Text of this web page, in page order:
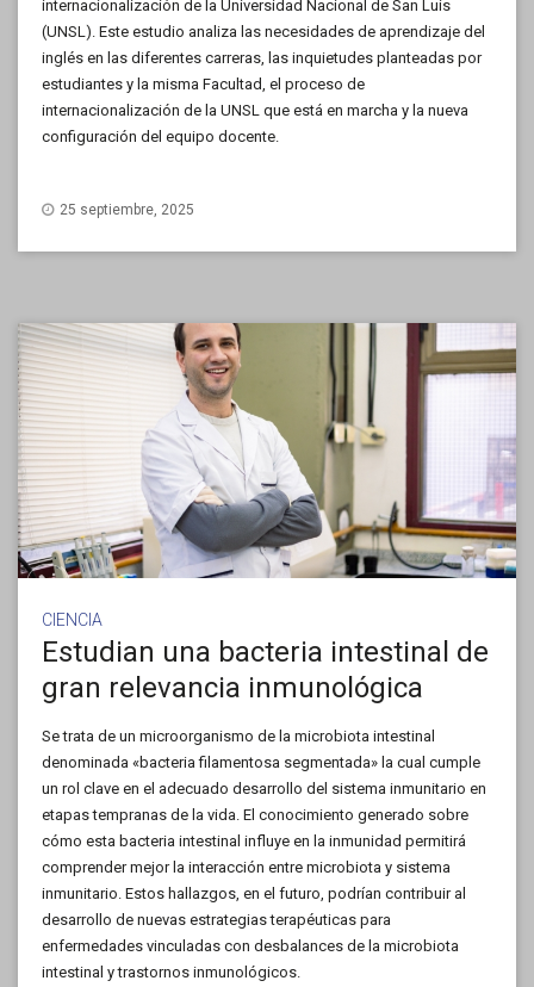
internacionalización de la Universidad Nacional de San Luis
(UNSL). Este estudio analiza las necesidades de aprendizaje del
inglés en las diferentes carreras, las inquietudes planteadas por
estudiantes y la misma Facultad, el proceso de
internacionalización de la UNSL que está en marcha y la nueva
configuración del equipo docente.
25 septiembre, 2025
CIENCIA
Estudian una bacteria intestinal de
gran relevancia inmunológica
Se trata de un microorganismo de la microbiota intestinal
denominada «bacteria filamentosa segmentada» la cual cumple
un rol clave en el adecuado desarrollo del sistema inmunitario en
etapas tempranas de la vida. El conocimiento generado sobre
cómo esta bacteria intestinal influye en la inmunidad permitirá
comprender mejor la interacción entre microbiota y sistema
inmunitario. Estos hallazgos, en el futuro, podrían contribuir al
desarrollo de nuevas estrategias terapéuticas para
enfermedades vinculadas con desbalances de la microbiota
intestinal y trastornos inmunológicos.